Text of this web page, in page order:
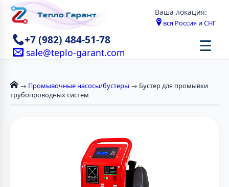
Ваша локация:
вся Россия и СНГ
+7 (982) 484-51-78
sale@teplo-garant.com ☰
→ Промывочные насосы/бустеры → Бустер для промывки
трубопроводных систем